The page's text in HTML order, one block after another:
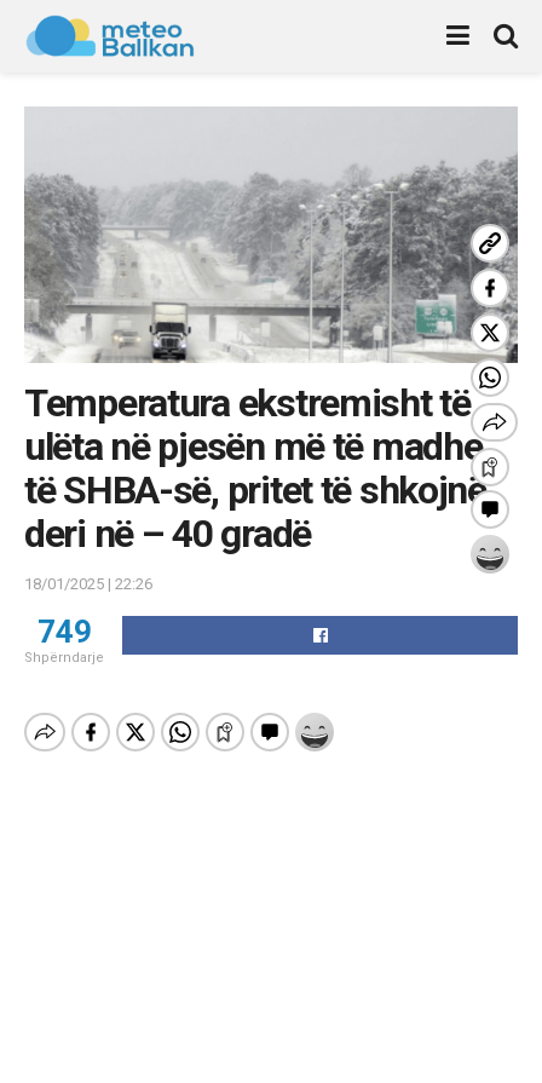
Temperatura ekstremisht të
ulëta në pjesën më të madhe
të SHBA-së, pritet të shkojnë
deri në – 40 gradë
18/01/2025 | 22:26
749
Shpërndarje